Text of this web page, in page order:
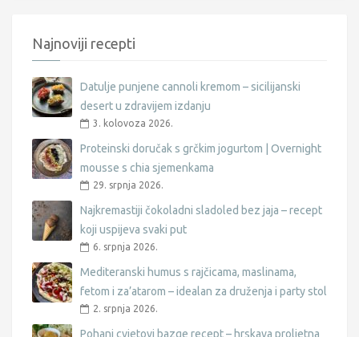
Najnoviji recepti
Datulje punjene cannoli kremom – sicilijanski
desert u zdravijem izdanju
3. kolovoza 2026.
Proteinski doručak s grčkim jogurtom | Overnight
mousse s chia sjemenkama
29. srpnja 2026.
Najkremastiji čokoladni sladoled bez jaja – recept
koji uspijeva svaki put
6. srpnja 2026.
Mediteranski humus s rajčicama, maslinama,
fetom i za’atarom – idealan za druženja i party stol
2. srpnja 2026.
Pohani cvjetovi bazge recept – hrskava proljetna